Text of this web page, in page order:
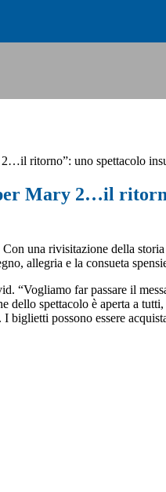
ritorno”: uno spettacolo
Mary 2…il
una rivisitazione della
allegria e la consueta
“Vogliamo far passare il
dello spettacolo è aperta a
possono essere